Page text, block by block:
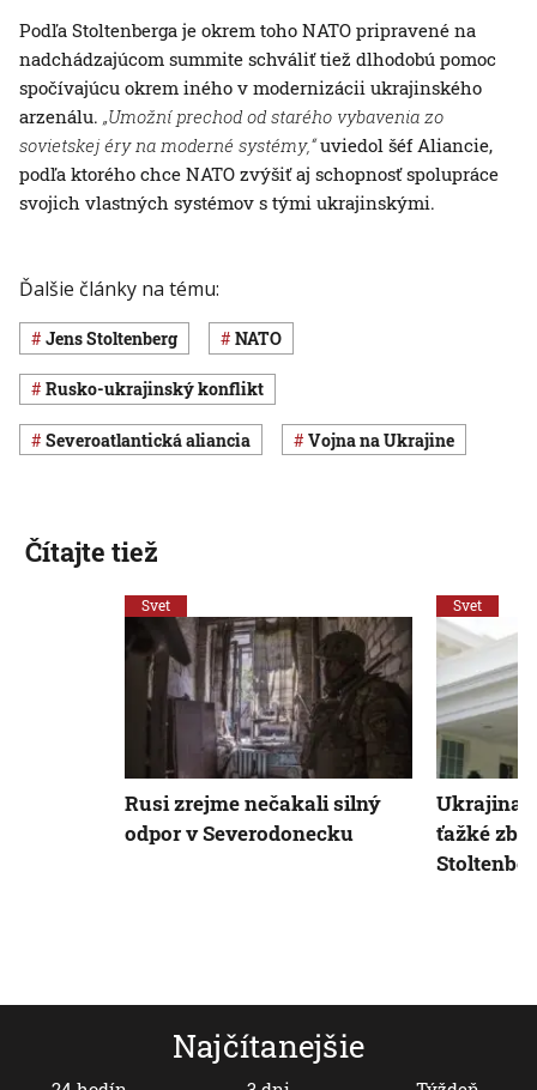
Podľa Stoltenberga je okrem toho NATO pripravené na
nadchádzajúcom summite schváliť tiež dlhodobú pomoc
spočívajúcu okrem iného v modernizácii ukrajinského
arzenálu. „Umožní prechod od starého vybavenia zo
sovietskej éry na moderné systémy,“uviedol šéf Aliancie,
podľa ktorého chce NATO zvýšiť aj schopnosť spolupráce
svojich vlastných systémov s tými ukrajinskými.
Ďalšie články na tému:
Jens Stoltenberg NATO
rusko-ukrajinský konflikt
Severoatlantická aliancia vojna na Ukrajine
Najčítanejšie
Čítajte tiež
Svet
Rusi zrejme nečakali silný
odpor v Severodonecku
Svet
Ukrajina
ťažké